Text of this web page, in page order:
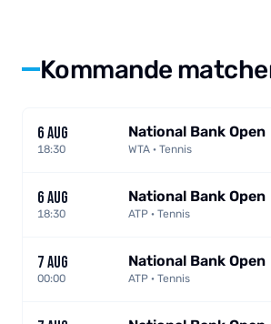
Kommande
6 AUG
18:30
National Bank Open
WTA · Tennis
6 AUG
18:30
National Bank Open
ATP · Tennis
7 AUG
00:00
National Bank Open
ATP · Tennis